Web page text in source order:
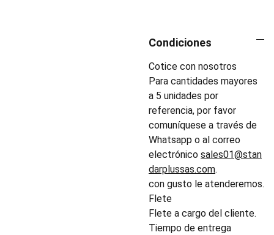
Condiciones
Cotice con nosotros
Para cantidades mayores
a 5 unidades por
referencia, por favor
comuníquese a través de
Whatsapp o al correo
electrónico sales01@stan
darplussas.com.
con gusto le atenderemos.
Flete
Flete a cargo del cliente.
Tiempo de entrega